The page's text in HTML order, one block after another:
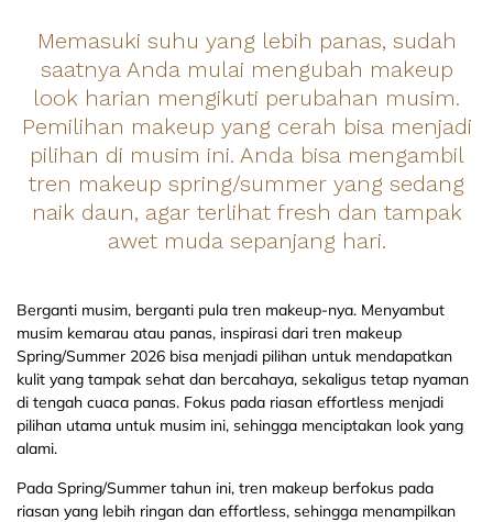
Memasuki suhu yang lebih panas, sudah
saatnya Anda mulai mengubah makeup
look harian mengikuti perubahan musim.
Pemilihan makeup yang cerah bisa menjadi
pilihan di musim ini. Anda bisa mengambil
tren makeup spring/summer yang sedang
naik daun, agar terlihat fresh dan tampak
awet muda sepanjang hari.
Berganti musim, berganti pula tren makeup-nya. Menyambut
musim kemarau atau panas, inspirasi dari tren makeup
Spring/Summer 2026 bisa menjadi pilihan untuk mendapatkan
kulit yang tampak sehat dan bercahaya, sekaligus tetap nyaman
di tengah cuaca panas. Fokus pada riasan effortless menjadi
pilihan utama untuk musim ini, sehingga menciptakan look yang
alami.
Pada Spring/Summer tahun ini, tren makeup berfokus pada
riasan yang lebih ringan dan effortless, sehingga menampilkan